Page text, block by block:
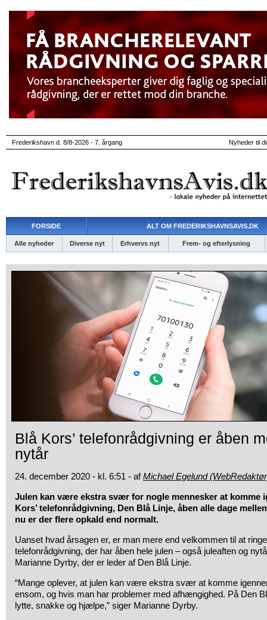
Frederikshavn d. 8/8-2026 - 7. årgang Nyheder til
FORSIDE ALT OM FREDERIKSHAVNSAVIS.DK
Alle nyheder Diverse nyt Erhvervs nyt Frem- og efterlysning
Blå Kors’ telefonrådgivning er åben
nytår
24. december 2020 - kl. 6:51 - afMichael Egelund
Julen kan være ekstra svær for nogle mennesker at komme
Kors’ telefonrådgivning, Den Blå Linje, åben alle dage
nu er der flere opkald end normalt.
Uanset hvad årsagen er, er man mere end velkommen til at ringe
telefonrådgivning, der har åben hele julen – også juleaften og
Marianne Dyrby, der er leder af Den Blå Linje.
“Mange oplever, at julen kan være ekstra svær at komme
ensom, og hvis man har problemer med afhængighed. På Den
lytte, snakke og hjælpe,” siger Marianne Dyrby.